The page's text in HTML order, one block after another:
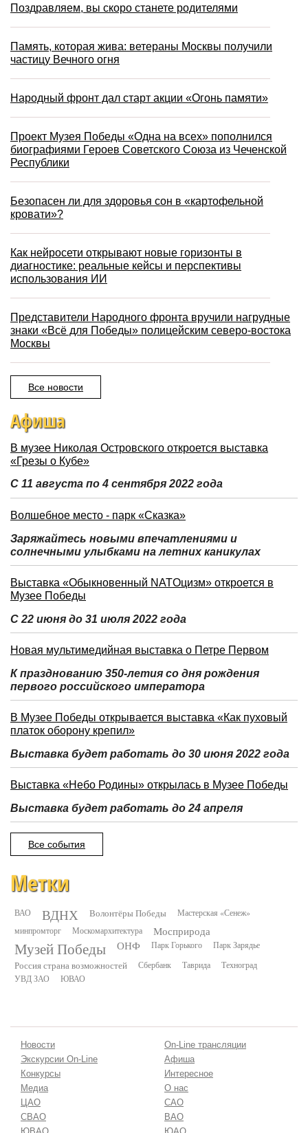
Поздравляем, вы скоро станете родителями
Память, которая жива: ветераны Москвы получили
частицу Вечного огня
Народный фронт дал старт акции «Огонь памяти»
Проект Музея Победы «Одна на всех» пополнился
биографиями Героев Советского Союза из Чеченской
Республики
Безопасен ли для здоровья сон в «картофельной
кровати»?
Как нейросети открывают новые горизонты в
диагностике: реальные кейсы и перспективы
использования ИИ
Представители Народного фронта вручили нагрудные
знаки «Всё для Победы» полицейским северо-востока
Москвы
Все новости
Афиша
В музее Николая Островского откроется выставка
«Грезы о Кубе»
С 11 августа по 4 сентября 2022 года
Волшебное место - парк «Сказка»
Заряжайтесь новыми впечатлениями и
солнечными улыбками на летних каникулах
Выставка «Обыкновенный NATOцизм» откроется в
Музее Победы
С 22 июня до 31 июля 2022 года
Новая мультимедийная выставка о Петре Первом
К празднованию 350-летия со дня рождения
первого российского императора
В Музее Победы открывается выставка «Как пуховый
платок оборону крепил»
Выставка будет работать до 30 июня 2022 года
Выставка «Небо Родины» открылась в Музее Победы
Выставка будет работать до 24 апреля
Все события
Метки
ВАО ВДНХ Волонтёры Победы
Мастерская «Сенеж»
минпромторг
Москомархитектура Мосприрода
Музей Победы ОНФ Парк Горького Парк Зарядье
Россия страна возможностей Сбербанк Таврида
Техноград
УВД ЗАО
ЮВАО
Новости
On-Line трансляции
Экскурсии On-Line
Афиша
Конкурсы
Интересное
Медиа
О нас
ЦАО
САО
СВАО
ВАО